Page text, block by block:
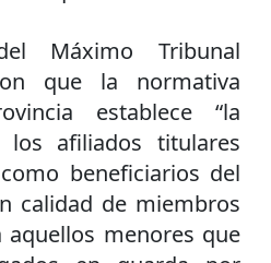
Máximo Tribunal
que la normativa
establece “la
afiliados titulares
beneficiarios del
calidad de miembros
menores que